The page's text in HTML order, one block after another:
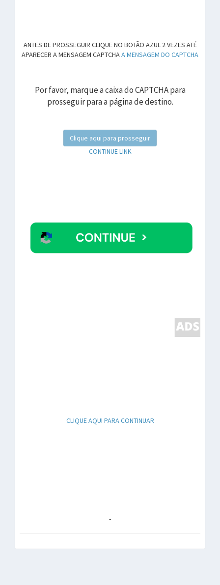
ANTES DE PROSSEGUIR CLIQUE NO BOTÃO AZUL 2 VEZES ATÉ
APARECER A MENSAGEM CAPTCHAA MENSAGEM DO CAPTCHA
Por favor, marque a caixa do CAPTCHA para
prosseguir para a página de destino.
Clique aqui para prosseguir
CONTINUE LINK
CLIQUE AQUI PARA CONTINUAR
-